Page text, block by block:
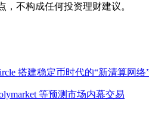
不构成任何投资理财建议。
搭建稳定币时代的“新清算网络
等预测市场内幕交易